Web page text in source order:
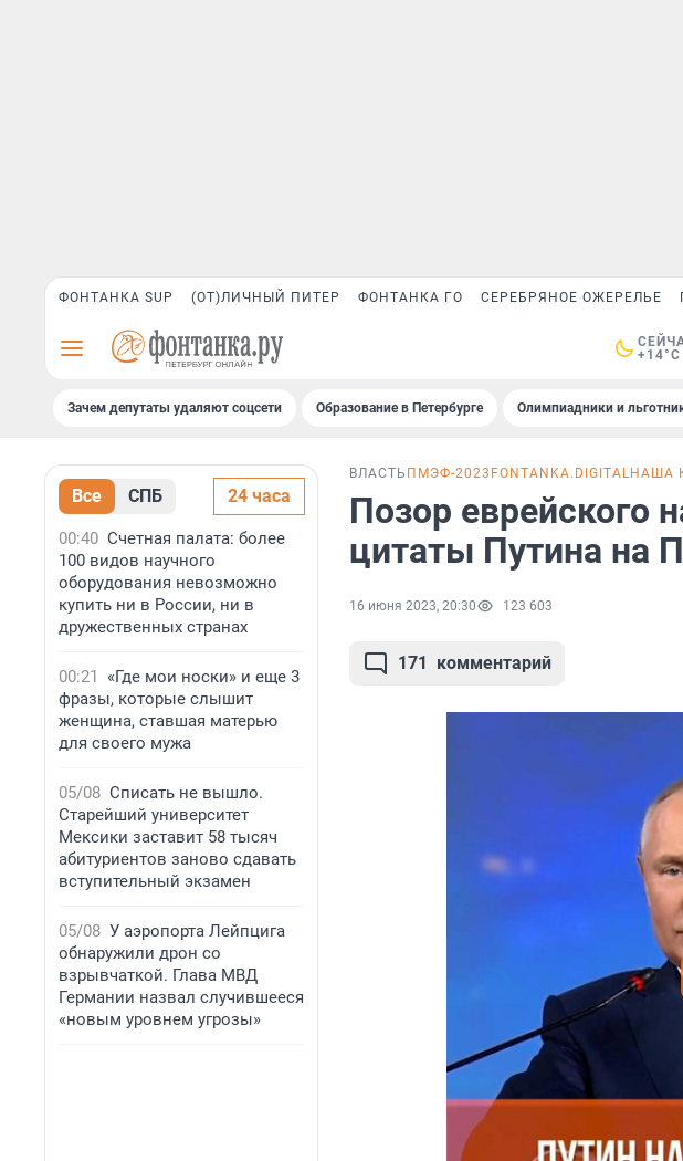
ФОНТАНКА SUP (ОТ)ЛИЧНЫЙ ПИТЕР ФОНТАНКА ГО СЕРЕБРЯНОЕ ОЖЕРЕЛЬЕ
+14°C
Зачем депутаты удаляют соцсети Образование в Петербурге Олимпиадники и
Все СПБ 24 часа
00:40 Счетная палата: более
100 видов научного
оборудования невозможно
купить ни в России, ни в
дружественных странах
00:21
«Где мои носки» и еще 3
фразы, которые слышит
женщина, ставшая матерью
для своего мужа
05/08 Списать не вышло.
Старейший университет
Мексики заставит 58 тысяч
абитуриентов заново сдавать
вступительный экзамен
05/08 У аэропорта Лейпцига
обнаружили дрон со
взрывчаткой. Глава МВД
Германии назвал случившееся
«новым уровнем угрозы»
ВЛАСТЬ ПМЭФ-2023 FONTANKA.DIGITALНАША
Позор еврейского
цитаты Путина на
16 июня 2023, 20:30 123 603
171 комментарий